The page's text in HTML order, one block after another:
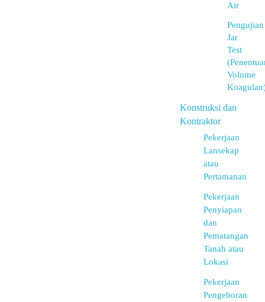
Air
Pengujian
Jar
Test
Volume
Konstruksi dan
Kontraktor
Pekerjaan
Lansekap
atau
Pertamanan
Pekerjaan
Penyiapan
dan
Pematangan
Tanah atau
Lokasi
Pekerjaan
Pengeboran